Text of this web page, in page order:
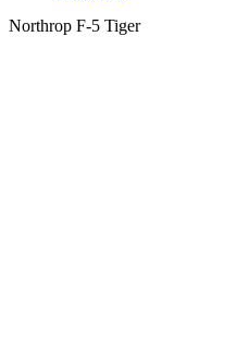
Northrop F-5 Tiger